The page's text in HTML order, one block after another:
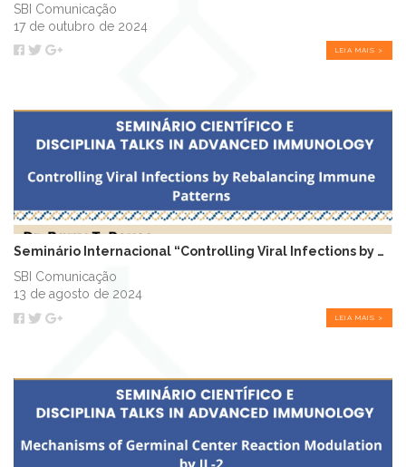
SBI Comunicação
17 de outubro de 2024
LEIA MAIS >
Seminário Internacional “Controlling Viral Infections by Rebalancing Immune P...
SBI Comunicação
13 de agosto de 2024
LEIA MAIS >